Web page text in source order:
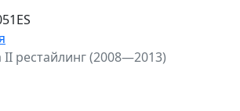
II рестайлинг (2008—2013)